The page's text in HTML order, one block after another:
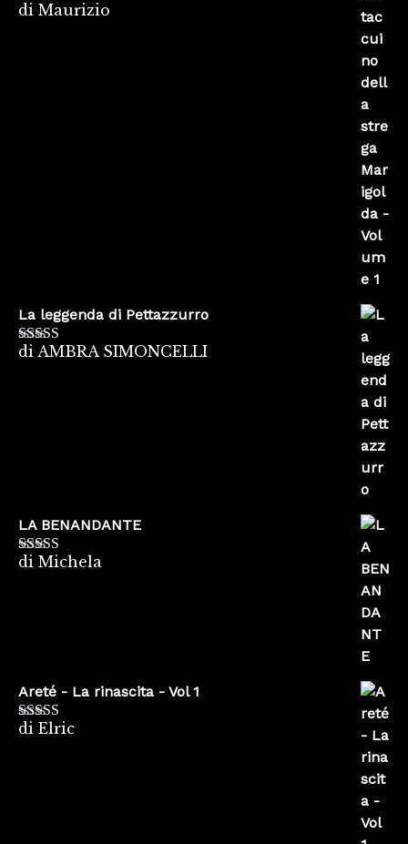
Valutato4
di Maurizio
La leggenda di Pettazzurro
Valutato5su
di AMBRA SIMONCELLI
LA BENANDANTE
Valutato5su
di Michela
Areté - La rinascita - Vol 1
Valutato5
di Elric